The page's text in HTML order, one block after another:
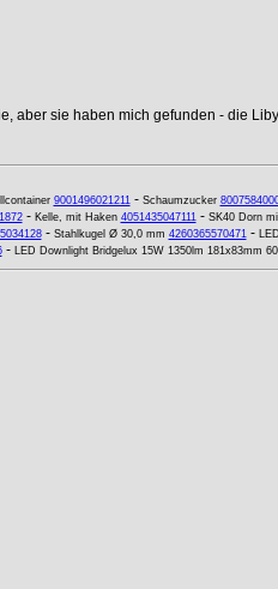
aber sie haben mich gefunden - die
9001496021211- Schaumzucker
- Kelle, mit Haken 4051435047111- SK40 Dorn
- Stahlkugel Ø 30,0 mm 4260365570471-
- LED Downlight Bridgelux 15W 1350lm 181x83mm